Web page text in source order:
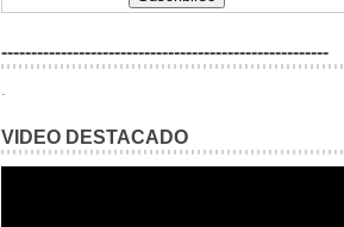
-------------------------------------------------------
VIDEO DESTACADO